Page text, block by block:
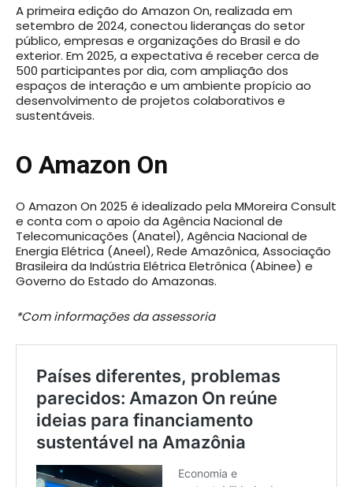
A primeira edição do Amazon On, realizada em
setembro de 2024, conectou lideranças do setor
público, empresas e organizações do Brasil e do
exterior. Em 2025, a expectativa é receber cerca de
500 participantes por dia, com ampliação dos
espaços de interação e um ambiente propício ao
desenvolvimento de projetos colaborativos e
sustentáveis.
O Amazon On
O Amazon On 2025 é idealizado pela MMoreira Consult
e conta com o apoio da Agência Nacional de
Telecomunicações (Anatel), Agência Nacional de
Energia Elétrica (Aneel), Rede Amazônica, Associação
Brasileira da Indústria Elétrica Eletrônica (Abinee) e
Governo do Estado do Amazonas.
*Com informações da assessoria